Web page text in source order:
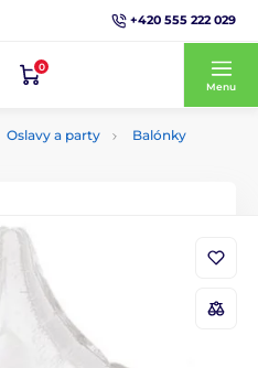
+420 555 222 029
0
Menu
Oslavy a party
Balónky